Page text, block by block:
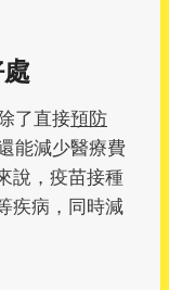
了直接預防
能減少醫療費
說，疫苗接種
疾病，同時減